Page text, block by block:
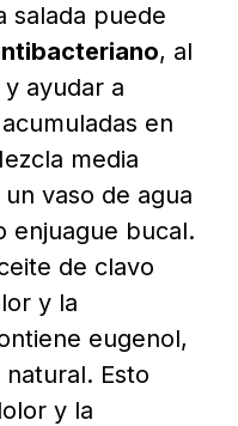
salada puede
, al
ayudar a
en
media
vaso de agua
enjuague bucal.
de clavo
y la
eugenol,
Esto
y la